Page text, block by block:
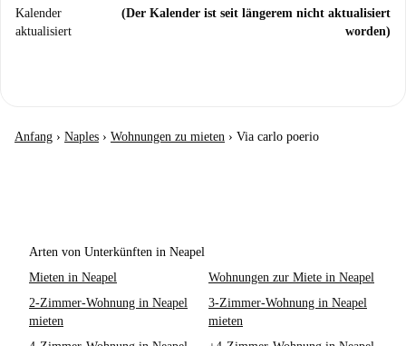
Kalender
aktualisiert
(Der Kalender ist seit längerem nicht aktualisiert
worden)
Anfang › Naples › Wohnungen zu mieten › Via carlo poerio
Arten von Unterkünften in Neapel
Mieten in Neapel
Wohnungen zur Miete in Neapel
2-Zimmer-Wohnung in Neapel
mieten
3-Zimmer-Wohnung in Neapel
mieten